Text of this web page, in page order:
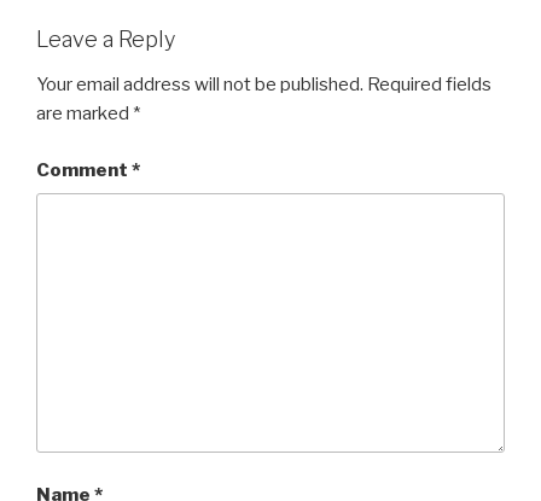
Leave a Reply
Your email address will not be published. Required fields
are marked *
Comment *
Name *